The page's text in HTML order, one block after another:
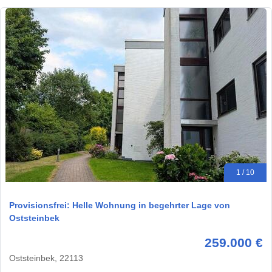
1 / 10
Provisionsfrei: Helle Wohnung in begehrter Lage von
Oststeinbek
259.000 €
Oststeinbek, 22113